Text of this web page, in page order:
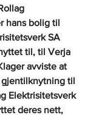
hans bolig til
SA
til, til Verja
avviste at
gjentilknytning til
Elektrisitetsverk
deres nett,